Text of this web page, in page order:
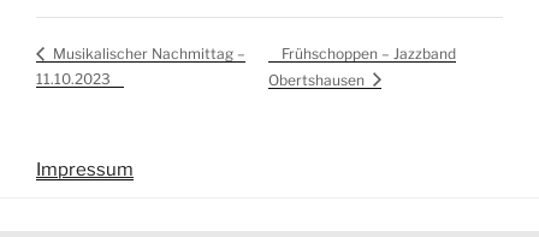
Musikalischer Nachmittag –
11.10.2023
Frühschoppen – Jazzband
Obertshausen
Impressum